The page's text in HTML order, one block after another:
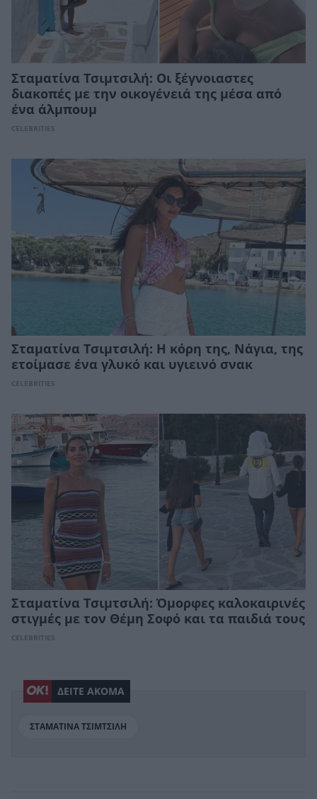
Σταματίνα Τσιμτσιλή: Οι ξέγνοιαστες
διακοπές με την οικογένειά της μέσα από
ένα άλμπουμ
CELEBRITIES
Σταματίνα Τσιμτσιλή: Η κόρη της, Νάγια, της
ετοίμασε ένα γλυκό και υγιεινό σνακ
CELEBRITIES
Σταματίνα Τσιμτσιλή: Όμορφες καλοκαιρινές
στιγμές με τον Θέμη Σοφό και τα παιδιά τους
CELEBRITIES
ΔΕΙΤΕ ΑΚΟΜΑ
ΣΤΑΜΑΤΙΝΑ ΤΣΙΜΤΣΙΛΗ